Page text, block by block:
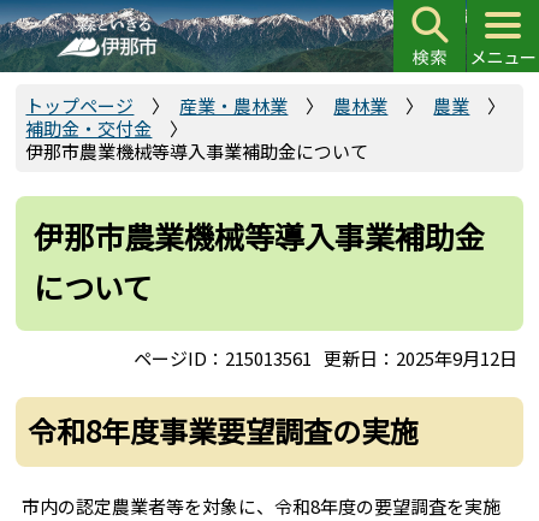
こ
の
ペ
先
トップページ 産業・農林業 農林業
農業
補助金・交付金
伊那市農業機械等導入事業補助金について
伊那市農業機械等導入事業補助金
について
ページID：215013561 更新日：2025年9月12日
令和8年度事業要望調査の実施
市内の認定農業者等を対象に、令和8年度の要望調査を実施